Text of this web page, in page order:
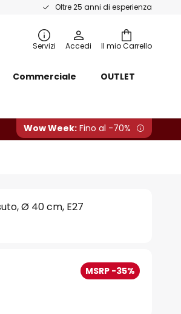
Oltre 25 anni di esperienza
Il mio Carrello
Servizi Accedi
Commerciale OUTLET
Wow Week: Fino al -70%
Ø 40 cm, E27
MSRP -35%